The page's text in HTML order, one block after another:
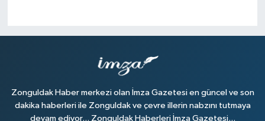
Zonguldak Haber merkezi olan İmza Gazetesi en güncel ve son
dakika haberleri ile Zonguldak ve çevre illerin nabzını tutmaya
devam ediyor... Zonguldak Haberleri İmza Gazetesi...